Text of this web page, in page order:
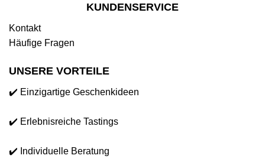
KUNDENSERVICE
Kontakt
Häufige Fragen
UNSERE VORTEILE
✔️ Einzigartige Geschenkideen
✔️ Erlebnisreiche Tastings
✔️ Individuelle Beratung